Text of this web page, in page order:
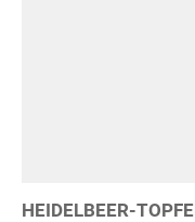
HEIDELBEER-